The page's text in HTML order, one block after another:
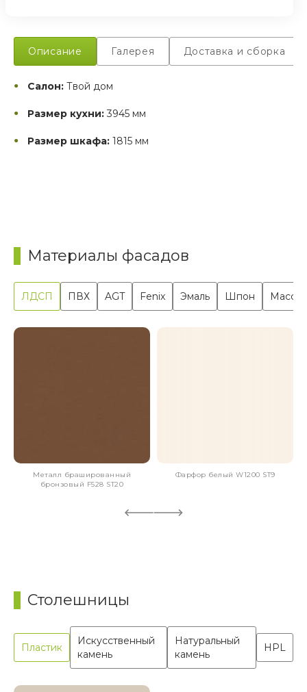
Описание Галерея Доставка и сборка
Салон: Твой дом
Размер кухни: 3945 мм
Размер шкафа: 1815 мм
Материалы фасадов
ЛДСП ПВХ AGT Fenix Эмаль Шпон Массив
Металл брашированный
бронзовый F528 ST20
Фарфор белый W1200 ST9
Столешницы
Пластик
Искусственный
камень
Натуральный
камень
HPL